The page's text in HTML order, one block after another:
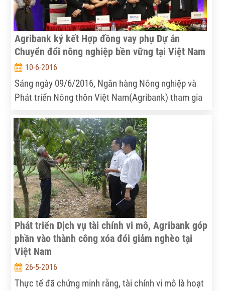
Agribank ký kết Hợp đồng vay phụ Dự án
Chuyển đổi nông nghiệp bền vững tại Việt Nam
10-6-2016
Sáng ngày 09/6/2016, Ngân hàng Nông nghiệp và
Phát triển Nông thôn Việt Nam(Agribank) tham gia
nông nghiệp bền vững tại Việt Nam (VnSAT) do
Ngân hàng Thế giới tài trợ cùng 03 ngân hàng khác
là Ngân hàng Hợp tác xã (Co-op Bank), Ngân hàng
Việt Nam Thịnh vượng (VPBank) và Ngân hàng
Phương Đông (OCB).
Phát triển Dịch vụ tài chính vi mô, Agribank góp
phần vào thành công xóa đói giảm nghèo tại
Việt Nam
26-5-2016
Thực tế đã chứng minh rằng, tài chính vi mô là hoạt